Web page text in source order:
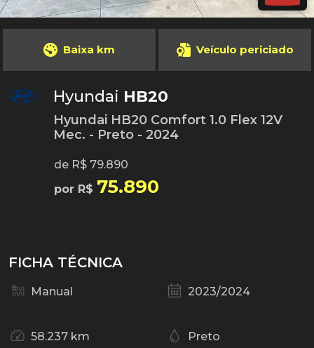
Baixa km Veículo periciado
Hyundai HB20
Hyundai HB20 Comfort 1.0 Flex 12V
Mec. - Preto - 2024
de R$ 79.890
por R$ 75.890
FICHA TÉCNICA
Manual 2023/2024
58.237 km Preto